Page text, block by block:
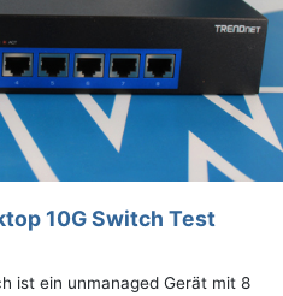
10G Switch Test
ist ein unmanaged Gerät mit 8